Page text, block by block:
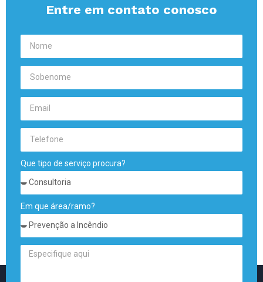
Entre em contato conosco
Que tipo de serviço procura?
Em que área/ramo?